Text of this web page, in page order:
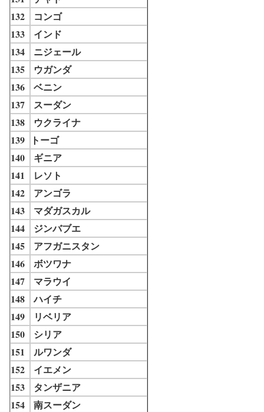
132
コンゴ
133
インド
134
ニジェール
135
ウガンダ
136
ベニン
137
スーダン
138
ウクライナ
139
トーゴ
140
ギニア
141
レソト
142
アンゴラ
143
マダガスカル
144
ジンバブエ
145
アフガニスタン
146
ボツワナ
147
マラウイ
148
ハイチ
149
リベリア
150
シリア
151
ルワンダ
152
イエメン
153
タンザニア
154
南スーダン